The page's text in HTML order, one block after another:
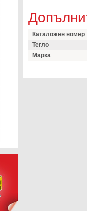
Каталожен номер
Тегло
Марка